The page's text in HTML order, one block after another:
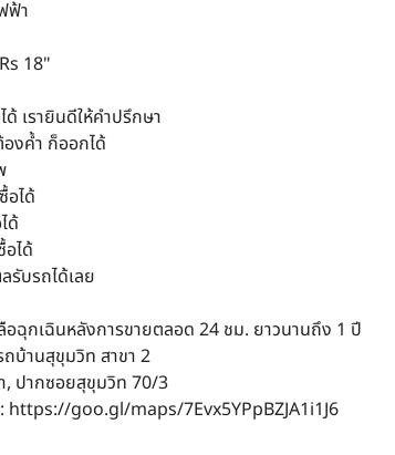
ฟ้า
18"
เรายินดีให้คำปรึกษา
งค้ำ ก็ออกได้
ได้
ด้
ได้
บรถได้เลย
อฉุกเฉินหลังการขายตลอด 24 ชม. ยาวนานถึง 1 ปี
บ้านสุขุมวิท สาขา 2
, ปากซอยสุขุมวิท 70/3
https://goo.gl/maps/7Evx5YPpBZJA1i1J6